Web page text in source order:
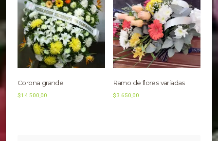
Corona grande
$14.500,00
Ramo de flores variadas
$3.650,00